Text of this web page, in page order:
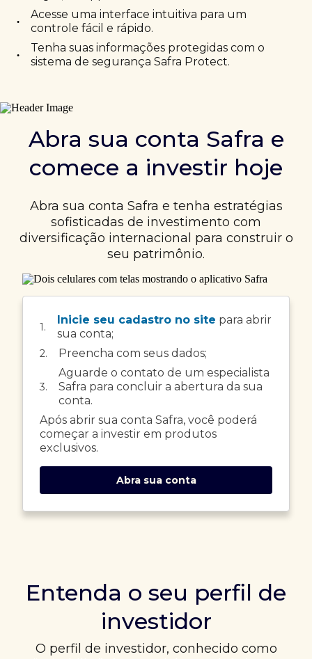
•
Acesse uma interface intuitiva para um
controle fácil e rápido.
•
Tenha suas informações protegidas com o
sistema de segurança Safra Protect.
Abra sua conta Safra e
comece a investir hoje
Abra sua conta Safra e tenha estratégias
sofisticadas de investimento com
diversificação internacional para construir o
seu patrimônio.
1.
Inicie seu cadastro no site para abrir
sua conta;
2. Preencha com seus dados;
3.
Aguarde o contato de um especialista
Safra para concluir a abertura da sua
conta.
Após abrir sua conta Safra, você poderá
começar a investir em produtos
exclusivos.
Abra sua conta
Entenda o seu perfil de
investidor
O perfil de investidor, conhecido como